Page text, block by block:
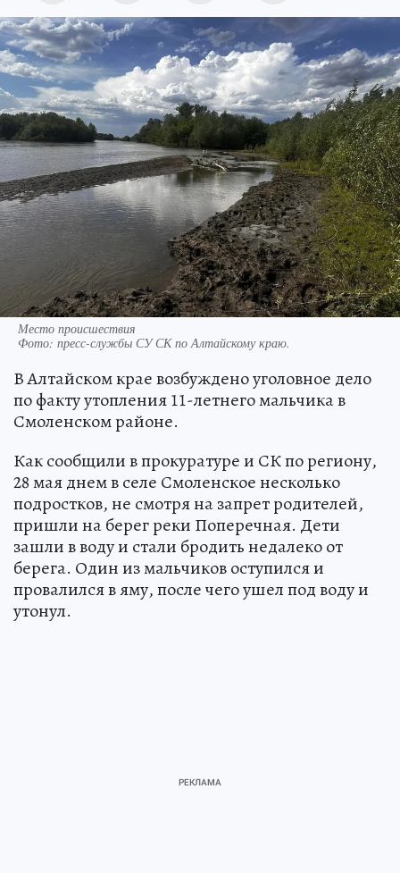
Место происшествия
Фото: пресс-службы СУ СК по Алтайскому краю.
В Алтайском крае возбуждено уголовное дело
по факту утопления 11-летнего мальчика в
Смоленском районе.
Как сообщили в прокуратуре и СК по региону,
28 мая днем в селе Смоленское несколько
подростков, не смотря на запрет родителей,
пришли на берег реки Поперечная. Дети
зашли в воду и стали бродить недалеко от
берега. Один из мальчиков оступился и
провалился в яму, после чего ушел под воду и
утонул.